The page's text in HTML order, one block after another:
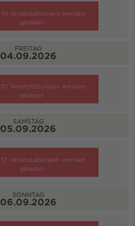
10 Veranstaltungen werden
geladen
FREITAG
04.09.2026
10 Veranstaltungen werden
geladen
SAMSTAG
05.09.2026
12 Veranstaltungen werden
geladen
SONNTAG
06.09.2026